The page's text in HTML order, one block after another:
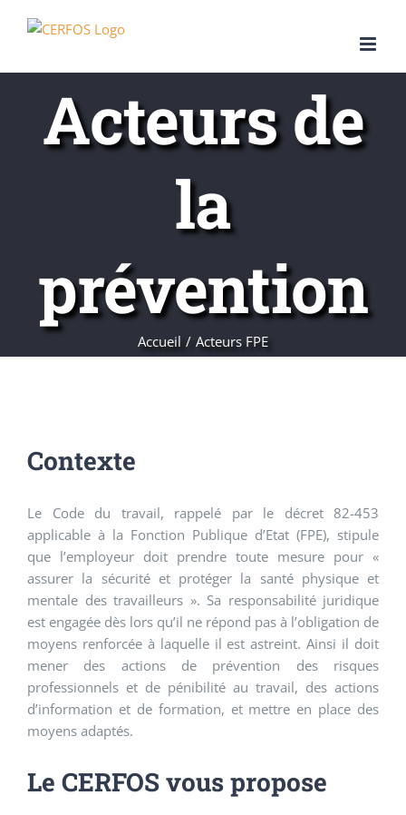
Acteurs de
la
prévention
Accueil Acteurs FPE
Contexte
Le Code du travail, rappelé par le décret 82-453
applicable à la Fonction Publique d’Etat (FPE), stipule
que l’employeur doit prendre toute mesure pour «
assurer la sécurité et protéger la santé physique et
mentale des travailleurs ». Sa responsabilité juridique
est engagée dès lors qu’il ne répond pas à l’obligation de
moyens renforcée à laquelle il est astreint. Ainsi il doit
mener des actions de prévention des risques
professionnels et de pénibilité au travail, des actions
d’information et de formation, et mettre en place des
moyens adaptés.
Le CERFOS vous propose